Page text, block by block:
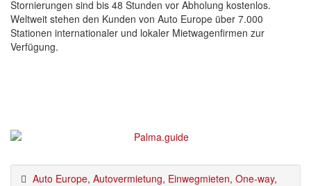
Stornierungen sind bis 48 Stunden vor Abholung kostenlos.
Weltweit stehen den Kunden von Auto Europe über 7.000
Stationen internationaler und lokaler Mietwagenfirmen zur
Verfügung.
Auto Europe, Autovermietung, Einwegmieten, One-way,